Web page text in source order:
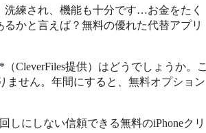
練され、機能も十分です…お金をたく
かと言えば？無料の優れた代替アプリ
（CleverFiles提供）はどうでしょうか。こ
ません。年間にすると、無料オプション
にしない信頼できる無料のiPhoneクリ